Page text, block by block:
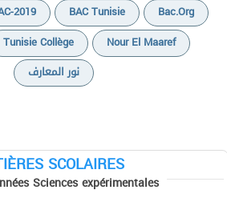
2019 BAC Tunisie
Bac.org
Tunisie Collège
Nour El Maaref
نور المعارف
SCOLAIRES
Sciences expérimentales
du Baccalauréat